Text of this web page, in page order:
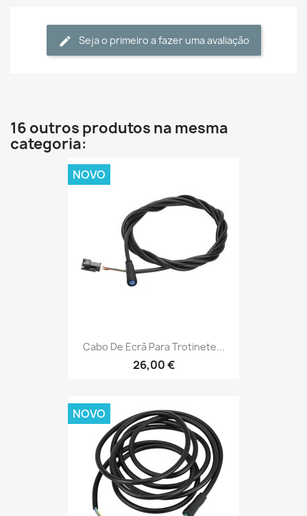
Seja o primeiro a fazer uma avaliação
16 outros produtos na mesma
categoria:
Cabo De Ecrã Para Trotinete...
26,00 €
NOVO
NOVO